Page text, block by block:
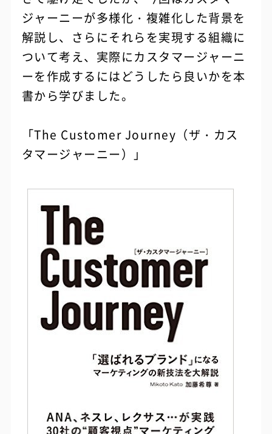
ジャーニーが多様化・複雑化した背景を
解説し、さらにそれらを実現する組織に
ついて考え、実際にカスタマージャーニ
ーを作成するにはどうしたら良いかを本
書から学びました。
「The Customer Journey（ザ・カス
タマージャーニー）」